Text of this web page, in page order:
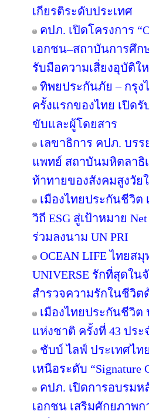
เกียรติระดับประเทศ
คปภ. เปิดโครงการ
เอกชน–สถาบันการศึก
รับมือความเสี่ยงอุบัติใ
ทิพยประกันภัย – กรุง
ครั้งแรกของไทย เปิด
ขับและผู้โดยสาร
เลขาธิการ คปภ. บร
แพทย์ สถาบันมหิตลาธิ
ท้าทายของสังคมสูงวัย
เมืองไทยประกันชีวิต
วิถี ESG สู่เป้าหมาย
ร่วมลงนาม UN PRI
OCEAN LIFE ไทยส
UNIVERSE รักที่สุดใน
สำรวจความรักในชีวิต
เมืองไทยประกันชีวิ
แห่งชาติ ครั้งที่ 43 ประ
ชับบ์ ไลฟ์ ประเทศไท
เหนือระดับ “Signature
คปภ. เปิดการอบรมห
เอกชน เสริมศักยภาพก